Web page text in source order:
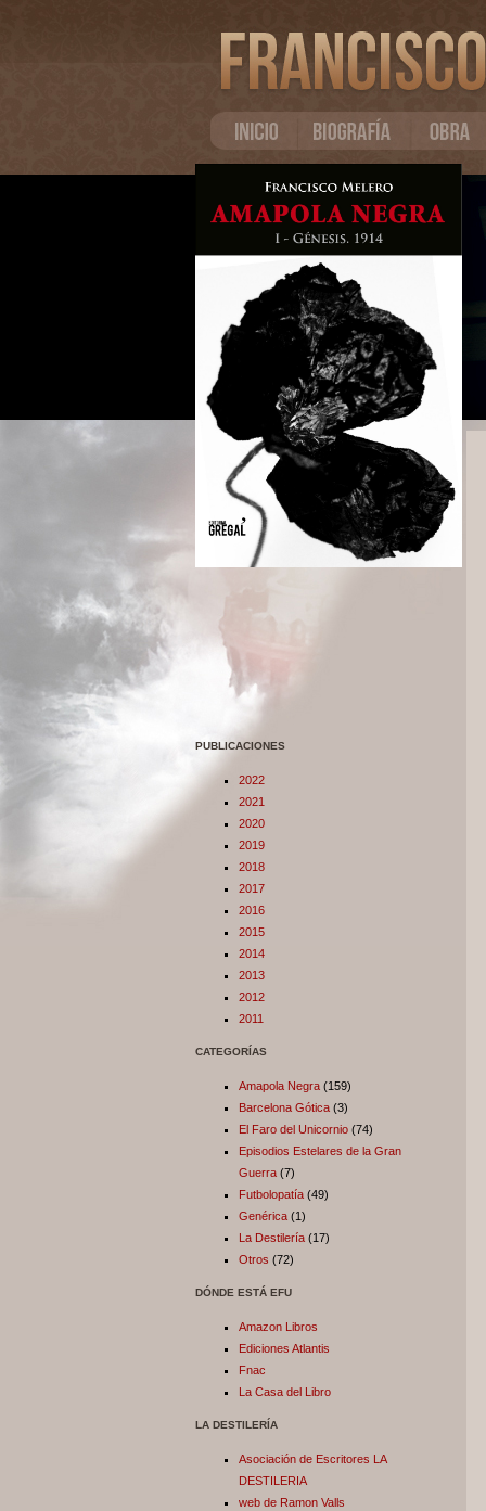
PUBLICACIONES
2022
2021
2020
2019
2018
2017
2016
2015
2014
2013
2012
2011
CATEGORÍAS
Amapola Negra (159)
Barcelona Gótica (3)
El Faro del Unicornio (74)
Episodios Estelares de la Gran
Guerra (7)
Futbolopatía (49)
Genérica (1)
La Destilería (17)
Otros (72)
DÓNDE ESTÁ EFU
Amazon Libros
Ediciones Atlantis
Fnac
La Casa del Libro
LA DESTILERÍA
Asociación de Escritores LA
DESTILERIA
web de Ramon Valls